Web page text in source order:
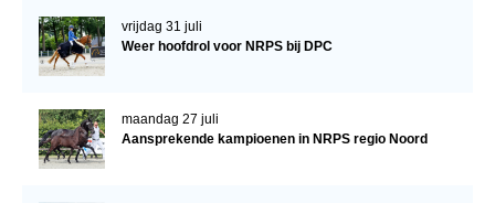
Wereldkampioenschap Jonge Paarden
Arabian Horse Events
vrijdag 31 juli
Weer hoofdrol voor NRPS bij DPC
maandag 27 juli
Aansprekende kampioenen in NRPS regio Noord